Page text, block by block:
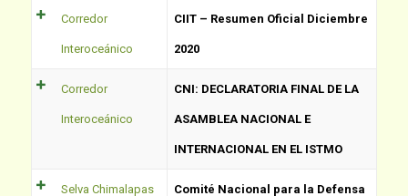
Corredor
Interoceánico
CIIT – Resumen Oficial Diciembre
2020
Corredor
Interoceánico
CNI: DECLARATORIA FINAL DE LA
ASAMBLEA NACIONAL E
INTERNACIONAL EN EL ISTMO
Selva Chimalapas Comité Nacional para la Defensa